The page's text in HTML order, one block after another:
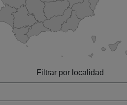
Filtrar por localidad